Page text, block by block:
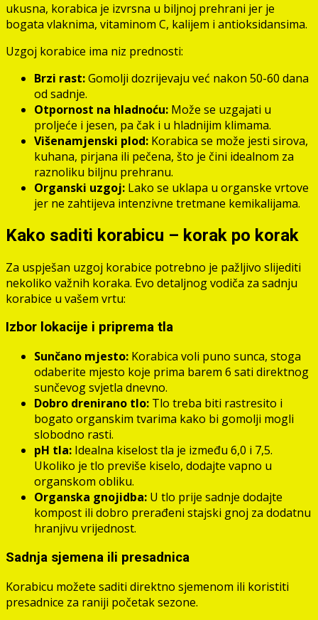
ukusna, korabica je izvrsna u biljnoj prehrani jer je
bogata vlaknima, vitaminom C, kalijem i antioksidansima.
Uzgoj korabice ima niz prednosti:
Brzi rast:Gomolji dozrijevaju već nakon 50-60 dana
od sadnje.
Otpornost na hladnoću: Može se uzgajati u
proljeće i jesen, pa čak i u hladnijim klimama.
Višenamjenski plod: Korabica se može jesti sirova,
kuhana, pirjana ili pečena, što je čini idealnom za
raznoliku biljnu prehranu.
Organski uzgoj: Lako se uklapa u organske vrtove
jer ne zahtijeva intenzivne tretmane kemikalijama.
Kako saditi korabicu – korak po korak
Za uspješan uzgoj korabice potrebno je pažljivo slijediti
nekoliko važnih koraka. Evo detaljnog vodiča za sadnju
korabice u vašem vrtu:
Izbor lokacije i priprema tla
Sunčano mjesto: Korabica voli puno sunca, stoga
odaberite mjesto koje prima barem 6 sati direktnog
sunčevog svjetla dnevno.
Dobro drenirano tlo: Tlo treba biti rastresito i
bogato organskim tvarima kako bi gomolji mogli
slobodno rasti.
pH tla: Idealna kiselost tla je između 6,0 i 7,5.
Ukoliko je tlo previše kiselo, dodajte vapno u
organskom obliku.
Organska gnojidba: U tlo prije sadnje dodajte
kompost ili dobro prerađeni stajski gnoj za dodatnu
hranjivu vrijednost.
Sadnja sjemena ili presadnica
Korabicu možete saditi direktno sjemenom ili koristiti
presadnice za raniji početak sezone.